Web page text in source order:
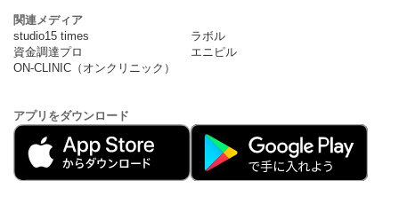
関連メディア
studio15 times
ラボル
資金調達プロ
エニピル
ON-CLINIC（オンクリニック）
アプリをダウンロード